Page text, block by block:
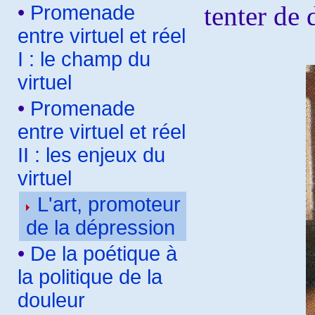
• Promenade
entre virtuel et réel
I : le champ du
virtuel
• Promenade
entre virtuel et réel
II : les enjeux du
virtuel
L'art, promoteur
de la dépression
• De la poétique à
la politique de la
douleur
tenter de